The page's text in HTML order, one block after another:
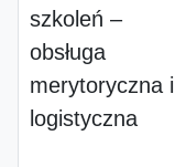
szkoleń –
obsługa
merytoryczna i
logistyczna